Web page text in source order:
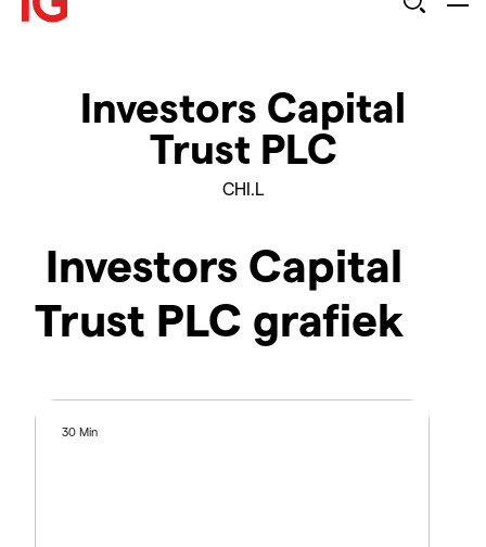
Investors Capital
Trust PLC
CHI.L
Investors Capital
Trust PLC grafiek
30 Min